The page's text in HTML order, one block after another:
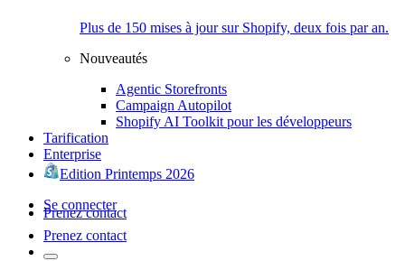
Plus de 150 mises à jour sur Shopify, deux fois par an.
Nouveautés
Agentic Storefronts
Campaign Autopilot
Shopify AI Toolkit pour les développeurs
Tarification
Enterprise
Edition Printemps 2026
Se connecter
Prenez contact
Prenez contact